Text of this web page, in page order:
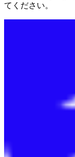
てください。